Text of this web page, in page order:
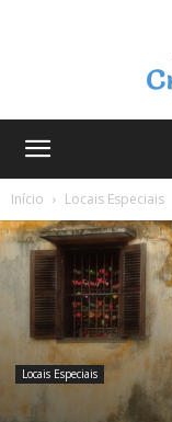
Início
Locais Especiais
Locais Especiais